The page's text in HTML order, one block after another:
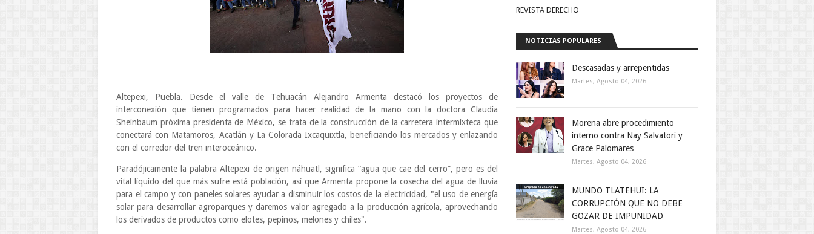
Altepexi, Puebla. Desde el valle de Tehuacán Alejandro Armenta destacó los proyectos de
interconexión que tienen programados para hacer realidad de la mano con la doctora Claudia
Sheinbaum próxima presidenta de México, se trata de la construcción de la carretera intermixteca que
conectará con Matamoros, Acatlán y La Colorada Ixcaquixtla, beneficiando los mercados y enlazando
con el corredor del tren interoceánico.
Paradójicamente la palabra Altepexi de origen náhuatl, significa “agua que cae del cerro”, pero es del
vital líquido del que más sufre está población, así que Armenta propone la cosecha del agua de lluvia
para el campo y con paneles solares ayudar a disminuir los costos de la electricidad, "el uso de energía
solar para desarrollar agroparques y daremos valor agregado a la producción agrícola, aprovechando
los derivados de productos como elotes, pepinos, melones y chiles".
REVISTA DERECHO
NOTICIAS POPULARES
Descasadas y arrepentidas
Martes, Agosto 04, 2026
Morena abre procedimiento
interno contra Nay Salvatori y
Grace Palomares
Martes, Agosto 04, 2026
MUNDO TLATEHUI: LA
CORRUPCIÓN QUE NO DEBE
GOZAR DE IMPUNIDAD
Martes, Agosto 04, 2026